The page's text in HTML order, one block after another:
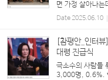
면 가정 살아나
너무도 힘든 시기
하고 가정예배를
Date2025.06.10
[참평안_인터
대령 진급식
극소수의 사람들
3,000명, 0.6%.